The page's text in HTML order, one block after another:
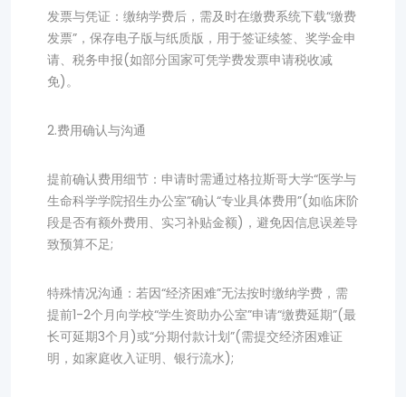
发票与凭证：缴纳学费后，需及时在缴费系统下载“缴费
发票”，保存电子版与纸质版，用于签证续签、奖学金申
请、税务申报(如部分国家可凭学费发票申请税收减
免)。
2.费用确认与沟通
提前确认费用细节：申请时需通过格拉斯哥大学“医学与
生命科学学院招生办公室”确认“专业具体费用”(如临床阶
段是否有额外费用、实习补贴金额)，避免因信息误差导
致预算不足;
特殊情况沟通：若因“经济困难”无法按时缴纳学费，需
提前1-2个月向学校“学生资助办公室”申请“缴费延期”(最
长可延期3个月)或“分期付款计划”(需提交经济困难证
明，如家庭收入证明、银行流水);